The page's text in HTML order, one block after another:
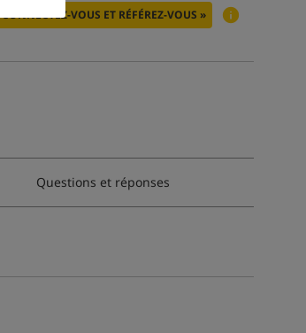
CONNECTEZ-VOUS ET RÉFÉREZ-VOUS »
Questions et réponses